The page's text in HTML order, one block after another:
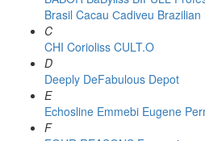
Brasil Cacau Сadiveu Brazilian
C
CHI Corioliss CULT.O
D
Deeply DeFabulous Depot
E
Echosline Emmebi Eugene
F